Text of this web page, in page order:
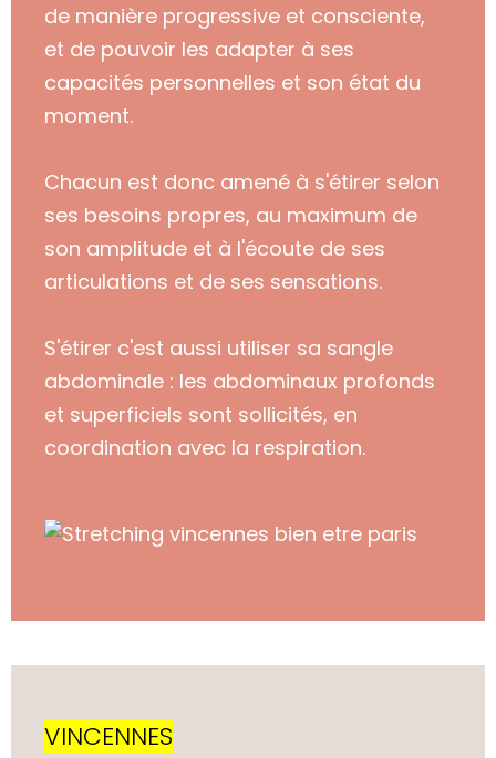
de manière progressive et consciente,
et de pouvoir les adapter à ses
capacités personnelles et son état du
moment.
Chacun est donc amené à s'étirer selon
ses besoins propres, au maximum de
son amplitude et à l'écoute de ses
articulations et de ses sensations.
S'étirer c'est aussi utiliser sa sangle
abdominale : les abdominaux profonds
et superficiels sont sollicités, en
coordination avec la respiration.
VINCENNES